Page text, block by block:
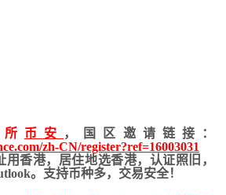
币安
，国区邀请链接：
zh-CN/register?ref=16003031
用香港，居住地选香港，认证照旧，
。支持币种多，交易安全！